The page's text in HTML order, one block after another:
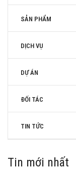
SẢN PHẨM
DỊCH VỤ
DỰ ÁN
ĐỐI TÁC
TIN TỨC
Tin mới nhất